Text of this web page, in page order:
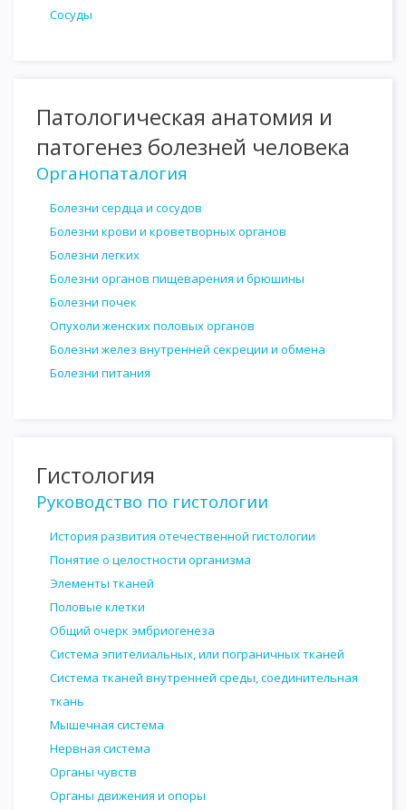
Сосуды
Патологическая анатомия и
патогенез болезней человека
Органопаталогия
Болезни сердца и сосудов
Болезни крови и кроветворных органов
Болезни легких
Болезни органов пищеварения и брюшины
Болезни почек
Опухоли женских половых органов
Болезни желез внутренней секреции и обмена
Болезни питания
Гистология
Руководство по гистологии
История развития отечественной гистологии
Понятие о целостности организма
Элементы тканей
Половые клетки
Общий очерк эмбриогенеза
Система эпителиальных, или пограничных тканей
Система тканей внутренней среды, соединительная
ткань
Мышечная система
Нервная система
Органы чувств
Органы движения и опоры